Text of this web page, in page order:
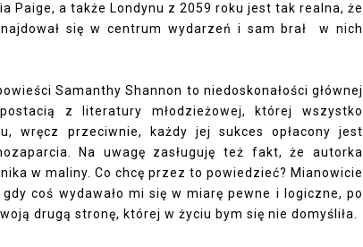
Paige, a także Londynu z 2059 roku jest tak realna, że
się w centrum wydarzeń i sam brał w nich
Samanthy Shannon to niedoskonałości głównej
z literatury młodzieżowej, której wszystko
wręcz przeciwnie, każdy jej sukces opłacony jest
Na uwagę zasługuję też fakt, że autorka
w maliny. Co chcę przez to powiedzieć? Mianowicie
coś wydawało mi się w miarę pewne i logiczne, po
drugą stronę, której w życiu bym się nie domyśliła.